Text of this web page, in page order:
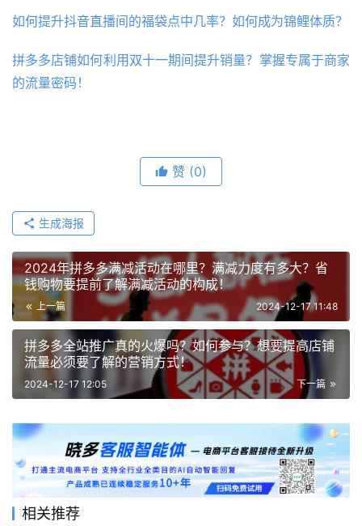
如何提升抖音直播间的福袋点中几率？如何成为锦鲤体质？
拼多多店铺如何利用双十一期间提升销量？掌握专属于商家
的流量密码！
赞 (0)
生成海报
2024年拼多多满减活动在哪里？满减力度有多大？省
钱购物要提前了解满减活动的构成！
上一篇 2024-12-17 11:48
拼多多全站推广真的火爆吗？如何参与？想要提高店铺
流量必须要了解的营销方式！
下一篇
2024-12-17 12:05
相关推荐